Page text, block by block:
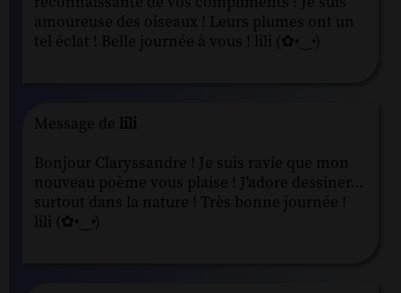
amoureuse des oiseaux ! Leurs plumes ont un
tel éclat ! Belle journée à vous ! lili (✿•‿•)
Message de lili
Bonjour Claryssandre ! Je suis ravie que mon
nouveau poème vous plaise ! J'adore dessiner...
surtout dans la nature ! Très bonne journée !
lili (✿•‿•)